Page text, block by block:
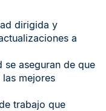
dirigida y
a
se aseguran de que
mejores
trabajo que